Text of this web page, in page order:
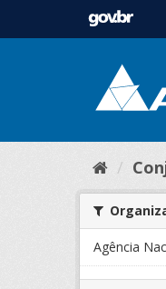
Agência